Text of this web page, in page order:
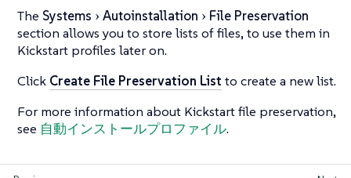
The Systems Autoinstallation
File Preservation
section allows you to store lists of files, to use them in
Kickstart profiles later on.
Click Create File Preservation List to create a new list.
For more information about Kickstart file preservation,
see 自動インストールプロファイル.